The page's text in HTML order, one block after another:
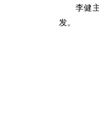
李健
发。